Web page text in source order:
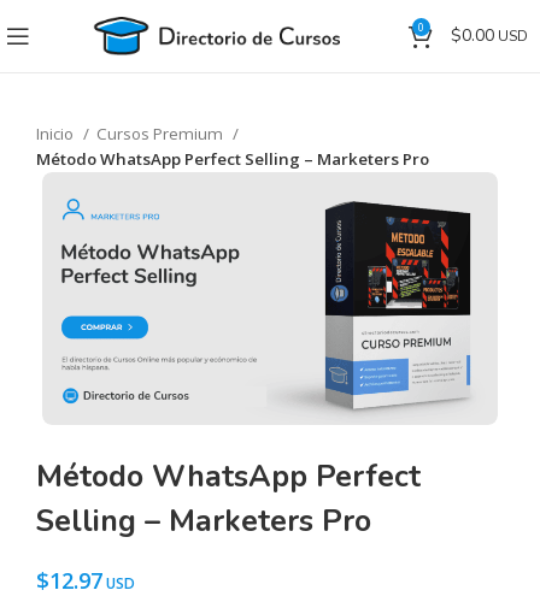
0 $0.00
Inicio
Cursos Premium
Método WhatsApp Perfect Selling – Marketers Pro
Método WhatsApp Perfect
Selling – Marketers Pro
$12.97